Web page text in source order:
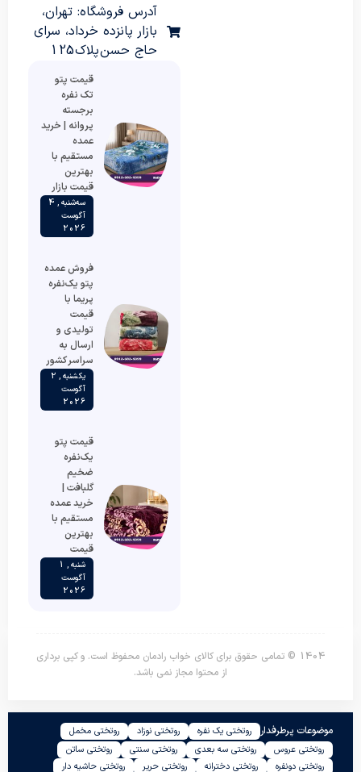
آدرس فروشگاه: تهران،
بازار پانزده خرداد، سرای
حاج حسن پلاک 125
قیمت پتو
تک نفره
برجسته
پروانه | خرید
عمده
مستقیم با
بهترین
قیمت بازار
سه‌شنبه , 4
آگوست
2026
فروش عمده
پتو یک‌نفره
پریما با
قیمت
تولیدی و
ارسال به
سراسر کشور
یکشنبه , 2
آگوست
2026
قیمت پتو
یک‌نفره
ضخیم
گلبافت |
خرید عمده
مستقیم با
بهترین
قیمت
شنبه , 1
آگوست
2026
1404 © تمامی حقوق برای کالای خواب رادمان محفوظ است. و کپی برداری
از محتوا مجاز نمی باشد.
موضوعات پرطرفدار روتختی یک نفره روتختی نوزاد
روتختی مخمل
روتختی عروس
روتختی سه بعدی روتختی سنتی
روتختی ساتن
روتختی دونفره
روتختی دخترانه روتختی حریر روتختی حاشیه دار